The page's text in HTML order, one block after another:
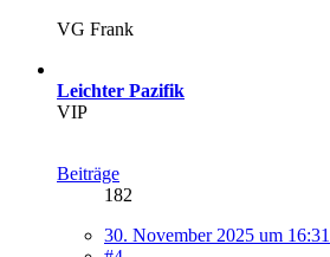
VG Frank
Leichter Pazifik
VIP
Beiträge
182
30. November 2025 um 16:31